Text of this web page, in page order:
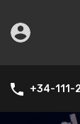
+34-111-